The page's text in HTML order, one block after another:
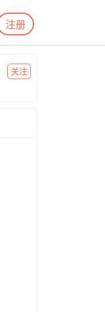
注册
关注